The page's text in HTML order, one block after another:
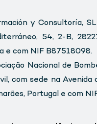
y Consultoría,
54, 2-B,
e com NIF B87518098.
Nacional de
com sede na Avenida
Portugal e com